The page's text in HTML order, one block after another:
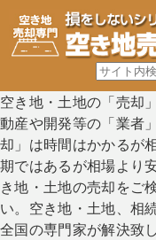
空き地・土地の「売却
動産や開発等の「業者
却」は時間はかかるが
期ではあるが相場より
き地・土地の売却をご
い。空き地・土地、相
全国の専門家が解決致